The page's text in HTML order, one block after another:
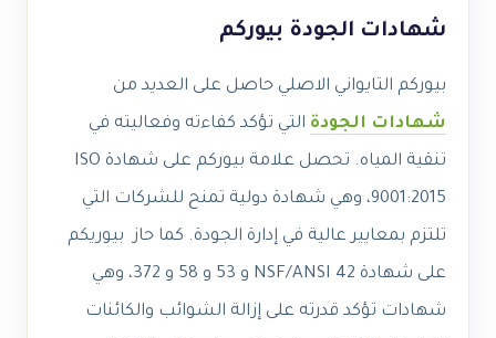
شهادات الجودة بيوركم
بيوركم التايواني الاصلي حاصل على العديد من
شهادات الجودة التي تؤكد كفاءته وفعاليته في
تنقية المياه. تحصل علامة بيوركم على شهادة ISO
9001:2015، وهي شهادة دولية تمنح للشركات التي
تلتزم بمعايير عالية في إدارة الجودة. كما حاز بيوريكم
على شهادة NSF/ANSI 42 و 53 و 58 و 372، وهي
شهادات تؤكد قدرته على إزالة الشوائب والكائنات